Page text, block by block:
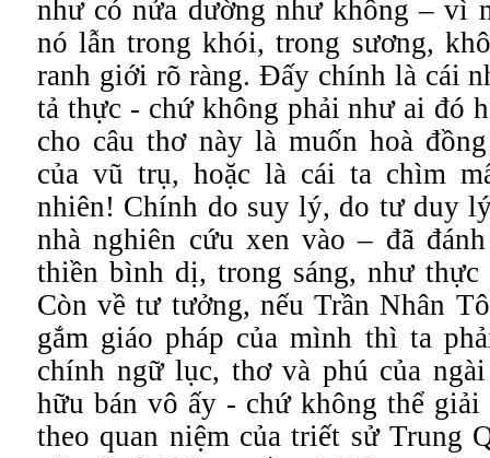
như có nửa dường như không – vì
nó lẫn trong khói, trong sương,
ranh giới rõ ràng. Đấy chính là cái
tả thực - chứ không phải như ai đó
cho câu thơ này là muốn hoà
của vũ trụ, hoặc là cái ta chìm
nhiên! Chính do suy lý, do tư duy
nhà nghiên cứu xen vào – đã
thiền bình dị, trong sáng, như thực
Còn về tư tưởng, nếu Trần Nhân
gắm giáo pháp của mình thì ta
chính ngữ lục, thơ và phú của
hữu bán vô ấy - chứ không thể
theo quan niệm của triết sử Trung